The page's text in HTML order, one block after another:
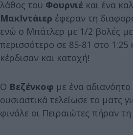
λάθος του Φουρνιέ και ένα
ΜακΙντάιερ έφεραν τη
ενώ ο Μπάτλερ με 1/2 βολές
περισσότερο σε 85-81 στο 1:25
κέρδισαν και κατοχή!
Ο Βεζένκοφ με ένα
ουσιαστικά τελείωσε το ματς
φινάλε οι Πειραιώτες πήραν